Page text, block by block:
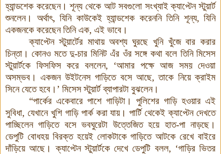
হ্যান্ডশেক করেছেন। শূন্য থেকে আট সবগুলো সংখ্যাই ক্যাপ্টেন স্টুয়ার্ট
শুনলেন। অর্থাৎ, যিনি কাউকেই হ্যান্ডশেক করেননি তিনি শূন্য, যিনি
একজনকে করেছেন তিনি এক, এই ভাবে।
ক্যাপ্টেন স্টুয়ার্টের মাথায় অবশ্য ঘুরছে খুনি খুঁজে বার করার
চিন্তা ।কোনও মতে দু-চার মিনিট এঁর ওঁর সঙ্গে কথা বলে তিনি মিসেস
স্টুয়ার্টকে ফিসফিস করে বললেন, ‘আমার পক্ষে আজ সময় দেওয়া
অসম্ভব। একজন উইটনেস গাড়িতে বসে আছে, তাকে নিয়ে ক্রাইম
সিনে যেতে হবে।’ মিসেস স্টুয়ার্ট ব্যাপারটা বুঝলেন।
“পার্কের একেবারে পাশে গাড়িটা। পুলিশের গাড়ি হওয়ার এই
সুবিধা, যেখানে খুশি গাড়ি পার্ক করা যায়।পার্টি থেকেই ক্যাপ্টেন দেখতে
পাচ্ছিলেন গাড়িতে বসে ভবঘুরেটা উত্তেজিত হয়ে হাত-পা নাড়ছে।
ডেপুটি বোধহয় বিরক্ত হয়েই লোকটাকে গাড়িতে আটকে রেখে বাইরে
দাঁড়িয়ে আছে। ক্যাপ্টেন স্টুয়ার্টকে দেখে ডেপুটি বলল, ‘গাড়ির ভিতর